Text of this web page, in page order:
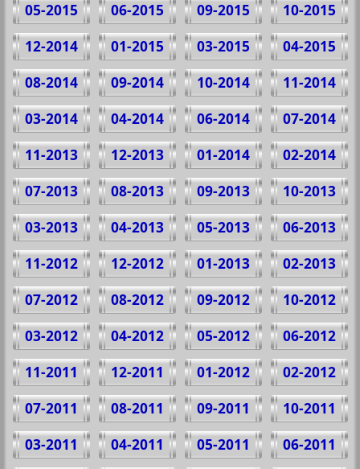
10-2015
09-2015
06-2015
05-2015
04-2015
03-2015
01-2015
12-2014
11-2014
10-2014
09-2014
08-2014
07-2014
06-2014
04-2014
03-2014
02-2014
01-2014
12-2013
11-2013
10-2013
09-2013
08-2013
07-2013
06-2013
05-2013
04-2013
03-2013
02-2013
01-2013
12-2012
11-2012
10-2012
09-2012
08-2012
07-2012
06-2012
05-2012
04-2012
03-2012
02-2012
01-2012
12-2011
11-2011
10-2011
09-2011
08-2011
07-2011
06-2011
05-2011
04-2011
03-2011